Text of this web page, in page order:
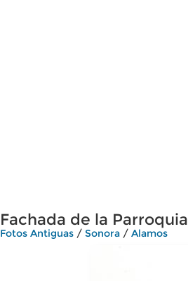
Fachada de la Parroquia
Fotos Antiguas / Sonora / Alamos